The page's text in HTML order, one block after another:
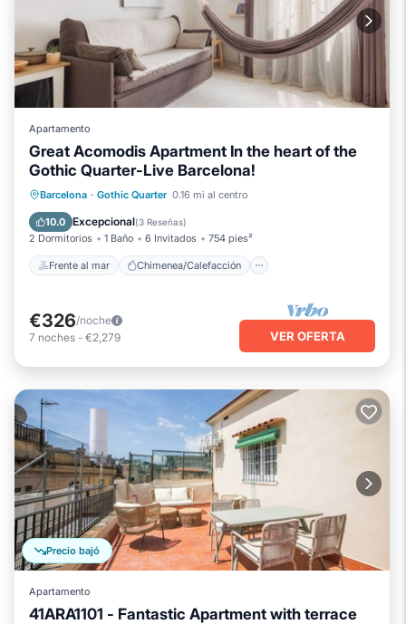
Apartamento
Great Acomodis Apartment In the heart of the
Gothic Quarter-Live Barcelona!
Barcelona · Gothic Quarter 0.16 mi al centro
10.0 Excepcional(3 Reseñas)
2 Dormitorios 1 Baño 6 Invitados 754 pies²
Frente al mar Chimenea/Calefacción
Frente al mar
Chimenea/Calefacción
Vista al mar
€326/noche
7 noches - €2,279 VER OFERTA
Precio bajó
Apartamento
41ARA1101 - Fantastic Apartment with terrace